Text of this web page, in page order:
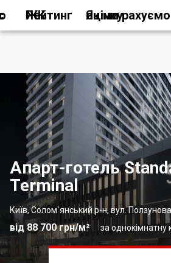
Рейтинг ЖК Як ми рахуємо оцінку
Апарт-готель
Terminal
Київ, Солом`янський р-н, вул. Ползунова
за однокімнатну
від 88 700 грн/м²